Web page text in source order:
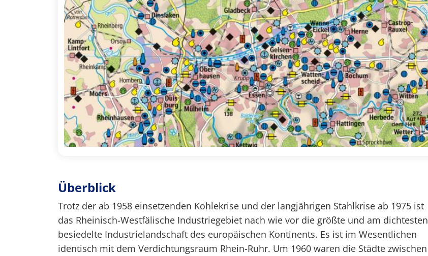
Überblick
Trotz der ab 1958 einsetzenden Kohlekrise und der langjährigen Stahlkrise ab 1975 ist
das Rheinisch-Westfälische Industriegebiet nach wie vor die größte und am dichtesten
besiedelte Industrielandschaft des europäischen Kontinents. Es ist im Wesentlichen
identisch mit dem Verdichtungsraum Rhein-Ruhr. Um 1960 waren die Städte zwischen